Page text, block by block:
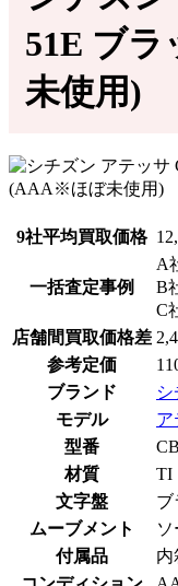
51E ブ
未使用)
9社平均買取価格
一括査定事例
A
B
C
店舗間買取価格差
参考定価
ブランド
シ
モデル
ア
型番
材質
TI
文字盤
ブ
ムーブメント
付属品
内